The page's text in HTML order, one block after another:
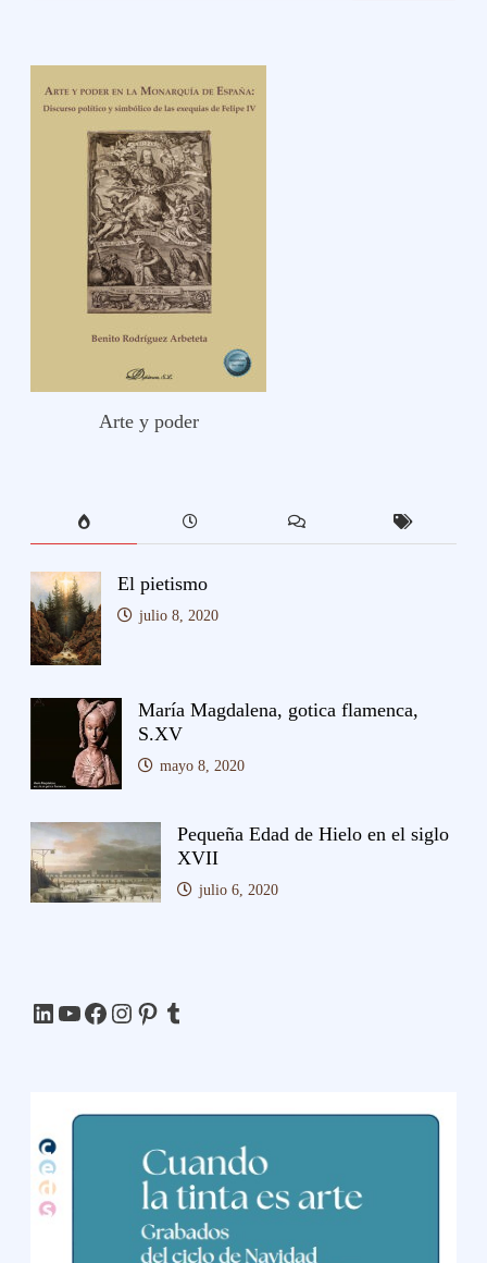
Arte y poder
El pietismo
julio 8, 2020
María Magdalena, gotica flamenca,
S.XV
mayo 8, 2020
Pequeña Edad de Hielo en el siglo
XVII
julio 6, 2020
LinkedIn
YouTube
Facebook
Instagram
Pinterest
Tumblr